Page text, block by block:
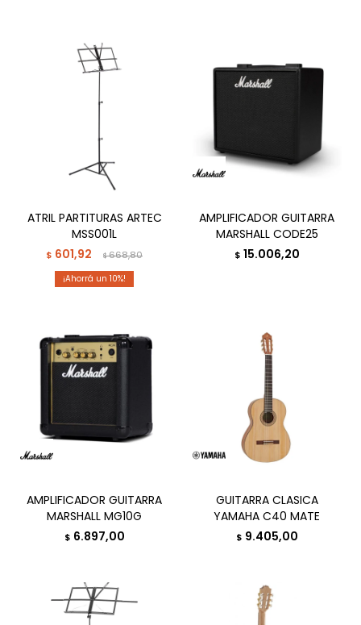
ATRIL PARTITURAS ARTEC
MSS001L
$ 601,92 $668,80
10
AMPLIFICADOR GUITARRA
MARSHALL CODE25
$ 15.006,20
AMPLIFICADOR GUITARRA
MARSHALL MG10G
$ 6.897,00
GUITARRA CLASICA
YAMAHA C40 MATE
$ 9.405,00